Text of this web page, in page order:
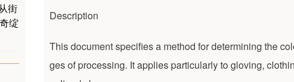
Description
This document specifies a method for determining the
ges of processing. It applies particularly to gloving,
街
绽